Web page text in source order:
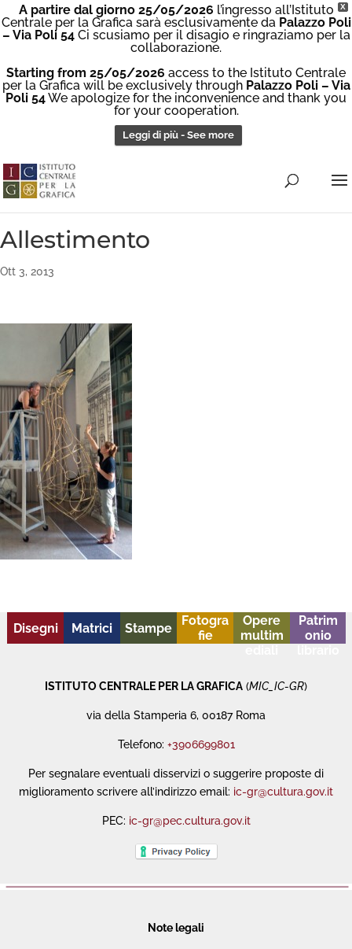
X
A partire dal giorno 25/05/2026 l’ingresso all’Istituto
Centrale per la Grafica sarà esclusivamente da Palazzo Poli
– Via Poli 54Ci scusiamo per il disagio e ringraziamo per la
collaborazione.
Starting from 25/05/2026 access to the Istituto Centrale
per la Grafica will be exclusively through Palazzo Poli – Via
Poli 54We apologize for the inconvenience and thank you
for your cooperation.
Leggi di più - See more
Allestimento
Ott 3, 2013
Disegni Matrici Stampe
Fotogra
fie
Opere
multim
Patrim
onio
ISTITUTO CENTRALE PER LA GRAFICA (MIC_IC-GR)
via della Stamperia 6, 00187 Roma
Telefono: +3906699801
Per segnalare eventuali disservizi o suggerire proposte di
miglioramento scrivere all’indirizzo email: ic-gr@cultura.gov.it
PEC: ic-gr@pec.cultura.gov.it
Note legali